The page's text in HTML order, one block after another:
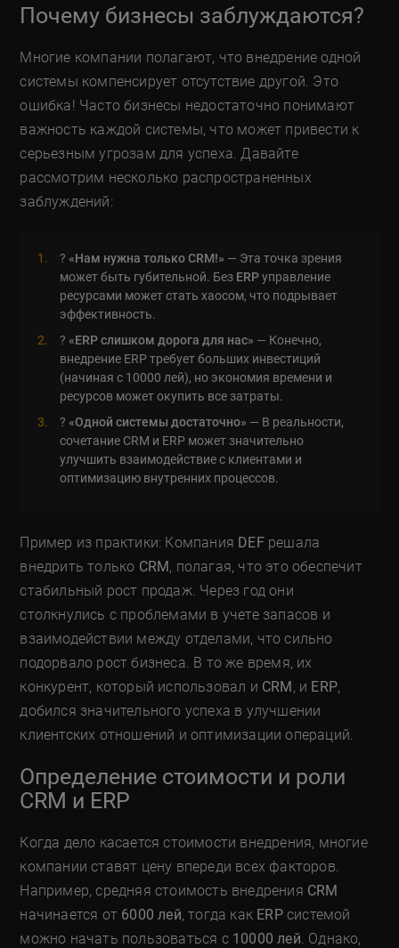
Почему бизнесы заблуждаются?
Многие компании полагают, что внедрение одной
системы компенсирует отсутствие другой. Это
ошибка! Часто бизнесы недостаточно понимают
важность каждой системы, что может привести к
серьезным угрозам для успеха. Давайте
рассмотрим несколько распространенных
заблуждений:
?«Нам нужна только CRM!» — Эта точка зрения
может быть губительной. Без ERPуправление
ресурсами может стать хаосом, что подрывает
эффективность.
?«ERP слишком дорога для нас» — Конечно,
внедрение ERP требует больших инвестиций
(начиная с 10000 лей), но экономия времени и
ресурсов может окупить все затраты.
?«Одной системы достаточно» — В реальности,
сочетание CRM и ERP может значительно
улучшить взаимодействие с клиентами и
оптимизацию внутренних процессов.
Пример из практики: Компания DEFрешала
внедрить только CRM, полагая, что это обеспечит
стабильный рост продаж. Через год они
столкнулись с проблемами в учете запасов и
взаимодействии между отделами, что сильно
подорвало рост бизнеса. В то же время, их
конкурент, который использовал и CRM, и ERP,
добился значительного успеха в улучшении
клиентских отношений и оптимизации операций.
Определение стоимости и роли
CRM и ERP
Когда дело касается стоимости внедрения, многие
компании ставят цену впереди всех факторов.
Например, средняя стоимость внедрения CRM
начинается от 6000 лей, тогда как ERPсистемой
можно начать пользоваться с 10000 лей. Однако,